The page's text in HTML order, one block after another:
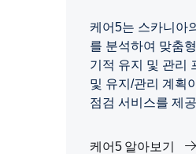
케어5는 스카니아
를 분석하여 맞춤
기적 유지 및 관리
및 유지/관리 계획
점검 서비스를 제
케어5 알아보기